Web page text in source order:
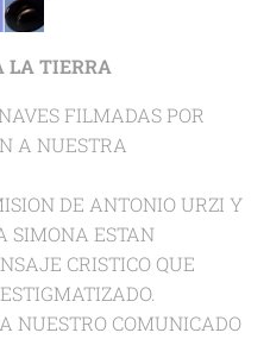
LA TIERRA
FILMADAS POR
A NUESTRA
DE ANTONIO URZI Y
SIMONA ESTAN
CRISTICO QUE
NUESTRO COMUNICADO